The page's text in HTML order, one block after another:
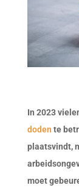
In 2023
doden te
plaatsvindt,
moet